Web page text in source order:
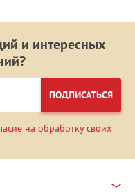
и интересных
ПОДПИСАТЬСЯ
на обработку своих